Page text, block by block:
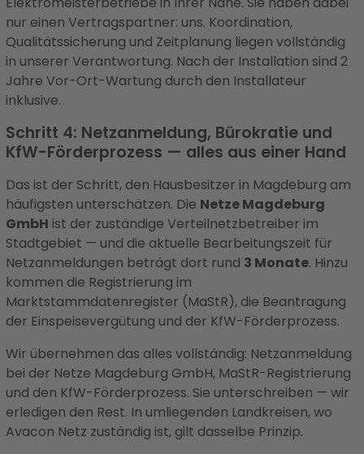
nur einen Vertragspartner: uns. Koordination,
Qualitätssicherung und Zeitplanung liegen vollständig
in unserer Verantwortung. Nach der Installation sind 2
Jahre Vor-Ort-Wartung durch den Installateur
inklusive.
Schritt 4: Netzanmeldung, Bürokratie und
KfW-Förderprozess — alles aus einer Hand
Das ist der Schritt, den Hausbesitzer in Magdeburg am
häufigsten unterschätzen. Die Netze Magdeburg
GmbH ist der zuständige Verteilnetzbetreiber im
Stadtgebiet — und die aktuelle Bearbeitungszeit für
Netzanmeldungen beträgt dort rund 3 Monate. Hinzu
kommen die Registrierung im
Marktstammdatenregister (MaStR), die Beantragung
der Einspeisevergütung und der KfW-Förderprozess.
Wir übernehmen das alles vollständig: Netzanmeldung
bei der Netze Magdeburg GmbH, MaStR-Registrierung
und den KfW-Förderprozess. Sie unterschreiben — wir
erledigen den Rest. In umliegenden Landkreisen, wo
Avacon Netz zuständig ist, gilt dasselbe Prinzip.